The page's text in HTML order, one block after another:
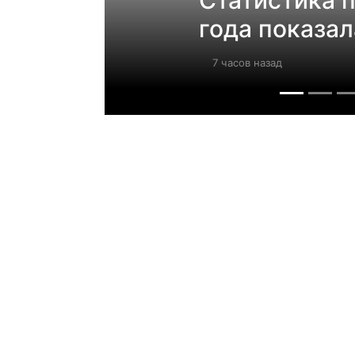
года
7 часов назад